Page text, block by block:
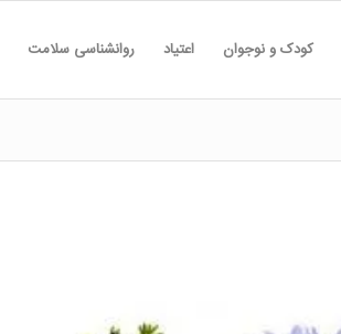
کودک و نوجوان اعتیاد روانشناسی سلامت